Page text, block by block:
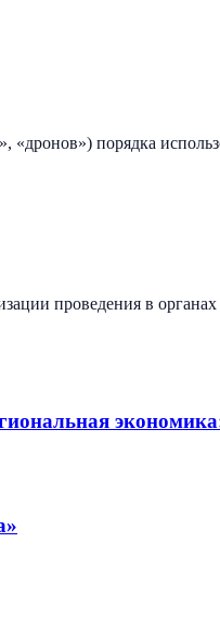
порядка
проведения в